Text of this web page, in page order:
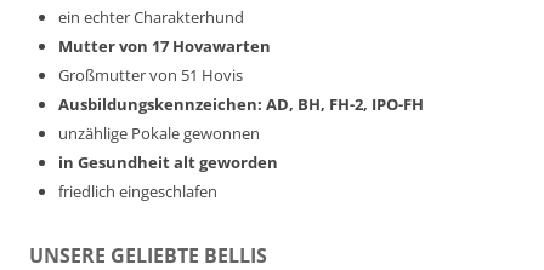
ein echter Charakterhund
Mutter von 17 Hovawarten
Großmutter von 51 Hovis
Ausbildungskennzeichen: AD, BH, FH-2, IPO-FH
unzählige Pokale gewonnen
in Gesundheit alt geworden
friedlich eingeschlafen
UNSERE GELIEBTE BELLIS